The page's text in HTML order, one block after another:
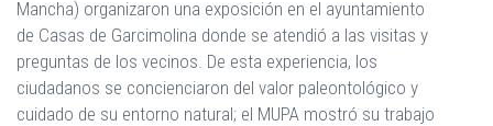
Mancha) organizaron una exposición en el ayuntamiento
de Casas de Garcimolina donde se atendió a las visitas y
preguntas de los vecinos. De esta experiencia, los
ciudadanos se concienciaron del valor paleontológico y
cuidado de su entorno natural; el MUPA mostró su trabajo